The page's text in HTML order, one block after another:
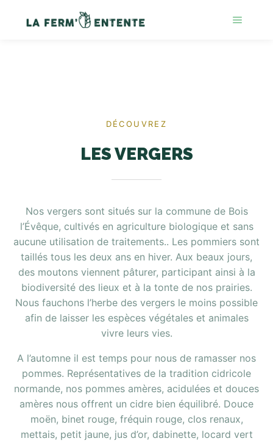
DÉCOUVREZ
LES VERGERS
Nos vergers sont situés sur la commune de Bois
l’Évêque, cultivés en agriculture biologique et sans
aucune utilisation de traitements.. Les pommiers sont
taillés tous les deux ans en hiver. Aux beaux jours,
des moutons viennent pâturer, participant ainsi à la
biodiversité des lieux et à la tonte de nos prairies.
Nous fauchons l’herbe des vergers le moins possible
afin de laisser les espèces végétales et animales
vivre leurs vies.
A l’automne il est temps pour nous de ramasser nos
pommes. Représentatives de la tradition cidricole
normande, nos pommes amères, acidulées et douces
amères nous offrent un cidre bien équilibré. Douce
moën, binet rouge, fréquin rouge, clos renaux,
mettais, petit jaune, jus d’or, dabinette, locard vert